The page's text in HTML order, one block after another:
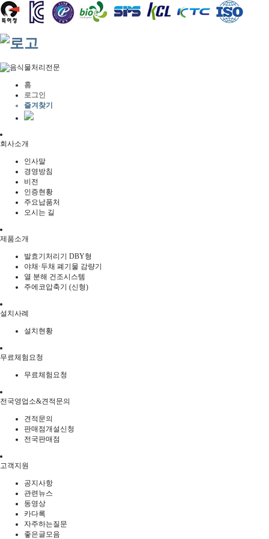
홈
로그인
즐겨찾기
회사소개
인사말
경영방침
비전
인증현황
주요납품처
오시는 길
제품소개
발효기처리기 DBY형
야채·두채 폐기물 감량기
열 분해 건조시스템
주에코압축기 (신형)
설치사례
설치현황
무료체험요청
무료체험요청
전국영업소&견적문의
견적문의
판매점개설신청
전국판매점
고객지원
공지사항
관련뉴스
동영상
카다록
자주하는질문
좋은글모음